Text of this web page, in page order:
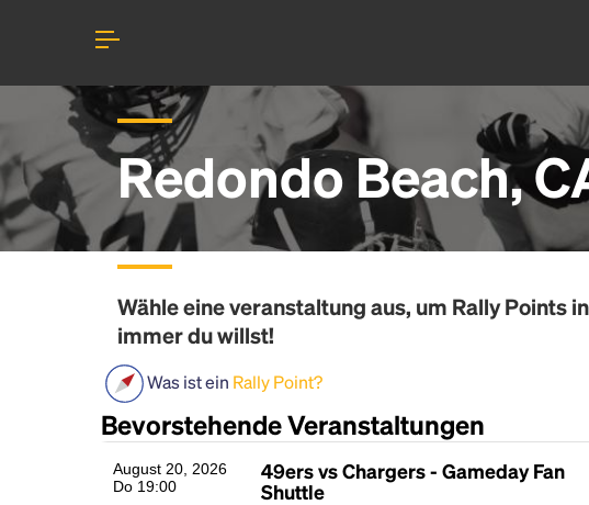
Redondo Beach,
Wähle eine veranstaltung aus, um Rally Points
immer du willst!
Was ist ein Rally Point?
Bevorstehende Veranstaltungen
August 20, 2026
Do 19:00
49ers vs Chargers - Gameday Fan
Shuttle